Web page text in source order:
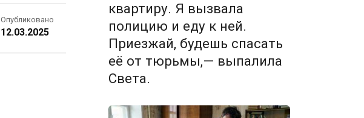
Опубликовано
12.03.2025
квартиру. Я вызвала
полицию и еду к ней.
Приезжай, будешь спасать
её от тюрьмы,— выпалила
Света.